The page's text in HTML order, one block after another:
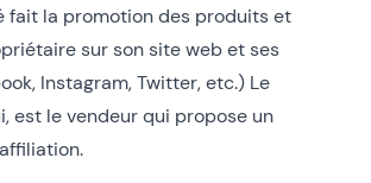
fait la promotion des produits et
sur son site web et ses
Instagram, Twitter, etc.) Le
est le vendeur qui propose un